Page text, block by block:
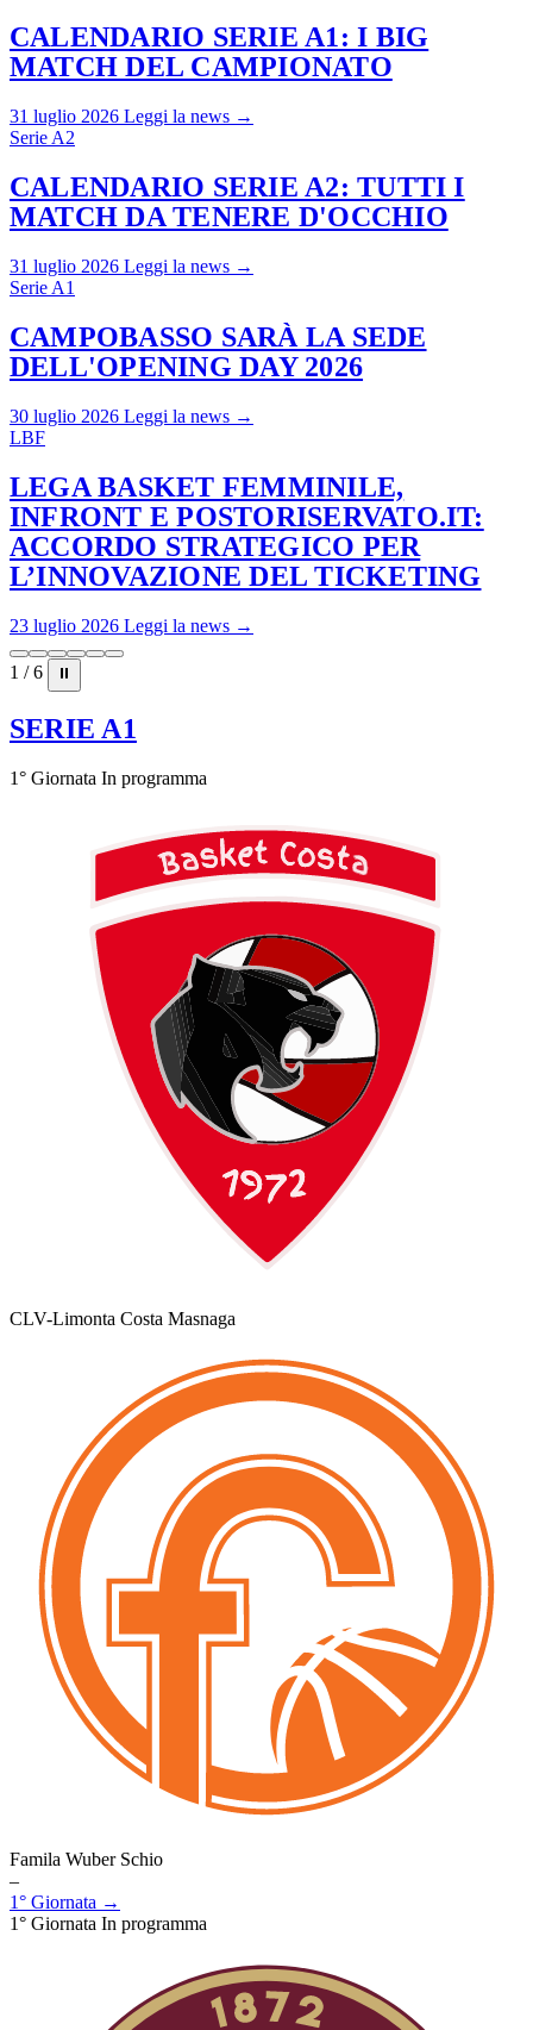
CALENDARIO SERIE A1: I BIG
MATCH DEL CAMPIONATO
31 luglio 2026 Leggi la news →
Serie A2
CALENDARIO SERIE A2: TUTTI I
MATCH DA TENERE D'OCCHIO
31 luglio 2026 Leggi la news →
Serie A1
CAMPOBASSO SARÀ LA SEDE
DELL'OPENING DAY 2026
30 luglio 2026 Leggi la news →
LBF
LEGA BASKET FEMMINILE,
INFRONT E POSTORISERVATO.IT:
ACCORDO STRATEGICO PER
L’INNOVAZIONE DEL TICKETING
23 luglio 2026 Leggi la news →
1 / 6 ⏸
SERIE A1
1° Giornata In programma
CLV-Limonta Costa Masnaga
Famila Wuber Schio
–
1° Giornata →
1° Giornata In programma